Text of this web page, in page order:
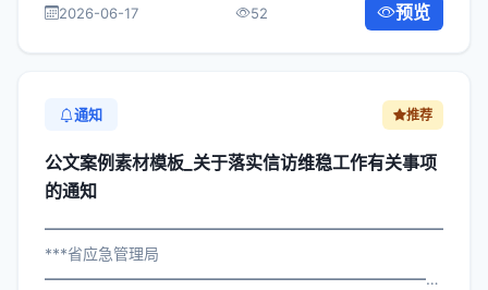
属机构： 为深入贯彻落实习近平总...
2026-06-17 52 预览
通知 推荐
公文案例素材模板_关于落实信访维稳工作有关事项
的通知
***省应急管理局